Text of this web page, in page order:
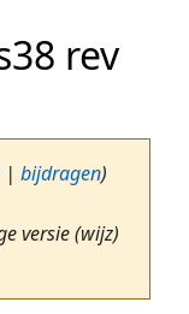
rev
| bijdragen)
versie (wijz)